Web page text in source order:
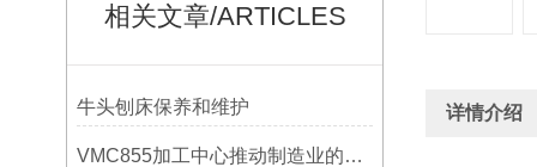
相关文章/ARTICLES
牛头刨床保养和维护
VMC855加工中心推动制造业的发展
详情介绍